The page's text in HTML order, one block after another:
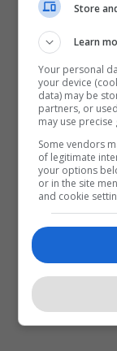
Store
Learn
Your personal
your device
data) may be
partners, or
may use
Some vendors
of legitimate
your options
or in the site
and cookie